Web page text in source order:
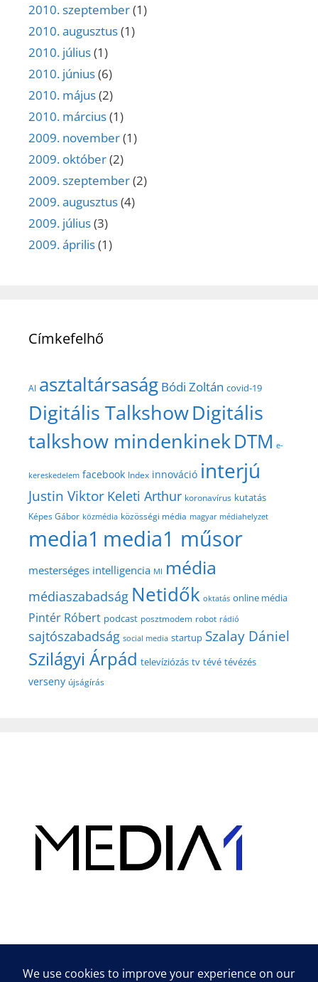
2010. szeptember(1)
2010. augusztus(1)
2010. július(1)
2010. június(6)
2010. május(2)
2010. március(1)
2009. november(1)
2009. október(2)
2009. szeptember(2)
2009. augusztus(4)
2009. július(3)
2009. április(1)
Címkefelhő
AI asztaltársaság Bódi Zoltán covid-19
Digitális TalkshowDigitális
talkshow mindenkinekDTM e-
kereskedelem facebook Index innováció interjú
Justin Viktor Keleti Arthur koronavírus kutatás
Képes Gábor közmédia közösségi média magyar médiahelyzet
media1 media1 műsor
mesterséges intelligencia MI média
médiaszabadság Netidők oktatás online média
Pintér Róbert podcast posztmodem robot rádió
sajtószabadság social media startup Szalay Dániel
Szilágyi Árpád televíziózás tv tévé tévézés
verseny újságírás